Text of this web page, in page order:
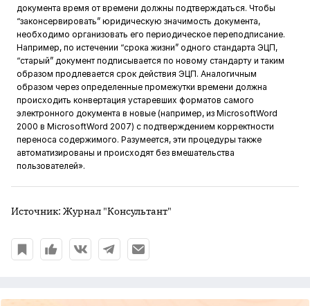
документа время от времени должны подтверждаться. Чтобы
“законсервировать” юридическую значимость документа,
необходимо организовать его периодическое переподписание.
Например, по истечении “срока жизни” одного стандарта ЭЦП,
“старый” документ подписывается по новому стандарту и таким
образом продлевается срок действия ЭЦП. Аналогичным
образом через определенные промежутки времени должна
происходить конвертация устаревших форматов самого
электронного документа в новые (например, из MicrosoftWord
2000 в MicrosoftWord 2007) с подтверждением корректности
переноса содержимого. Разумеется, эти процедуры также
автоматизированы и происходят без вмешательства
пользователей».
Источник: Журнал "Консультант"